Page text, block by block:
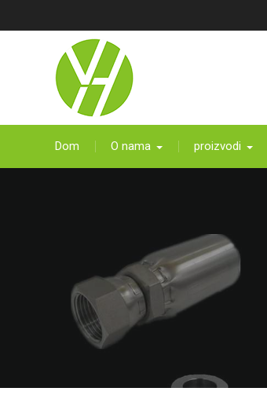
na
Dom O nama proizvodi